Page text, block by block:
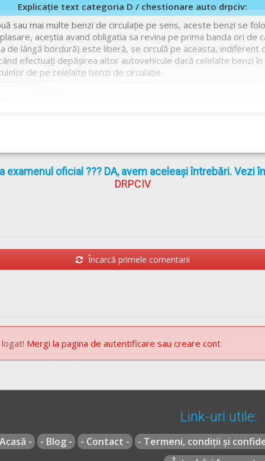
Explicație text categoria D / chestionare auto drpciv:
sau mai multe benzi de circulație pe sens, aceste benzi se
aceștia avand obligatia sa revina pe prima banda ori de
de lângă bordură) este liberă, se circulă pe aceasta, indiferent
efectuaţi depăşirea altor autovehicule dacă celelalte benzi
de pe celelalte benzi de circulație.
revina pe prima banda ori de cate ori acest lucru este
oficial ??? DA, avem aceleași întrebări. Vezi
DRPCIV
Încarcă primele comentarii
Mergi la pagina de autentificare sau creare cont
Link-uri utile:
- - Blog - - Contact - - Termeni, condiții și